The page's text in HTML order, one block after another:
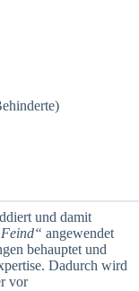
und damit
Feind“ angewendet
behauptet und
Dadurch wird
vor